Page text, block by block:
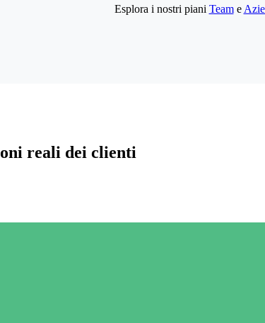
Esplora i nostri piani Teame
reali dei clienti